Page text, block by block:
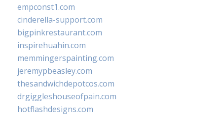
empconst1.com
cinderella-support.com
bigpinkrestaurant.com
inspirehuahin.com
memmingerspainting.com
jeremypbeasley.com
thesandwichdepotcos.com
drgiggleshouseofpain.com
hotflashdesigns.com